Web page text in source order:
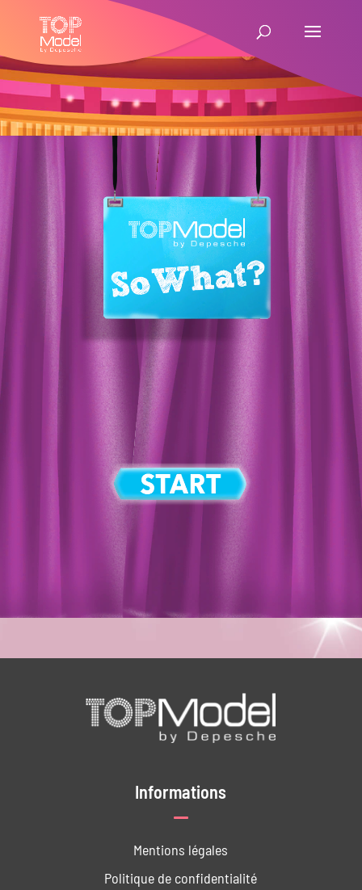
Informations
Mentions légales
Politique de confidentialité